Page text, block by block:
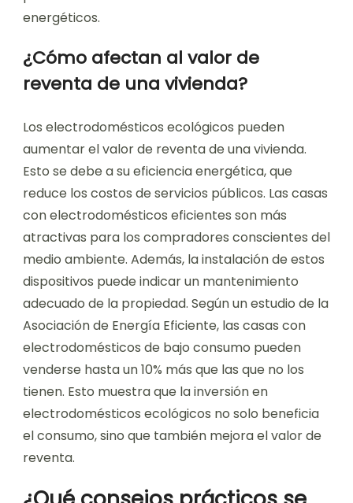
energéticos.
¿Cómo afectan al valor de
reventa de una vivienda?
Los electrodomésticos ecológicos pueden
aumentar el valor de reventa de una vivienda.
Esto se debe a su eficiencia energética, que
reduce los costos de servicios públicos. Las casas
con electrodomésticos eficientes son más
atractivas para los compradores conscientes del
medio ambiente. Además, la instalación de estos
dispositivos puede indicar un mantenimiento
adecuado de la propiedad. Según un estudio de la
Asociación de Energía Eficiente, las casas con
electrodomésticos de bajo consumo pueden
venderse hasta un 10% más que las que no los
tienen. Esto muestra que la inversión en
electrodomésticos ecológicos no solo beneficia
el consumo, sino que también mejora el valor de
reventa.